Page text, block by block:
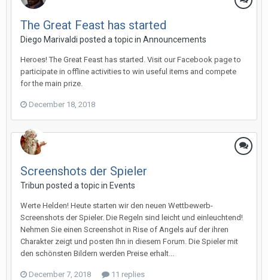
The Great Feast has started
Diego Мarivaldi posted a topic in Announcements
Heroes! The Great Feast has started. Visit our Facebook page to
participate in offline activities to win useful items and compete
for the main prize.
December 18, 2018
Screenshots der Spieler
Tribun posted a topic in Events
Werte Helden! Heute starten wir den neuen Wettbewerb-
Screenshots der Spieler. Die Regeln sind leicht und einleuchtend!
Nehmen Sie einen Screenshot in Rise of Angels auf der ihren
Charakter zeigt und posten Ihn in diesem Forum. Die Spieler mit
den schönsten Bildern werden Preise erhalt...
December 7, 2018 11 replies